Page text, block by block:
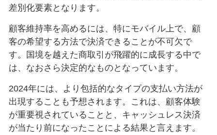
差別化要素となります。
顧客維持率を高めるには、特にモバイル上で、顧
客の希望する方法で決済できることが不可欠で
す。国境を越えた商取引が飛躍的に成長する中で
は、なおさら決定的なものとなっています。
2024年には、より包括的なタイプの支払い方法が
出現することも予想されます。これは、顧客体験
が重要視されていることと、キャッシュレス決済
が当たり前になったことによる結果と言えます。